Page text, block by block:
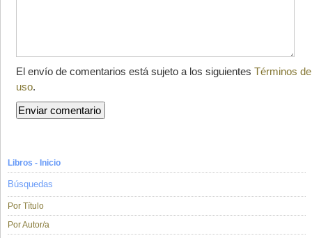
El envío de comentarios está sujeto a los siguientes Términos de
uso.
Libros - Inicio
Búsquedas
Por Título
Por Autor/a